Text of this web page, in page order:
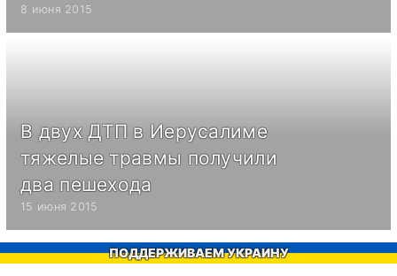
8 июня 2015
В двух ДТП в Иерусалиме
тяжелые травмы получили
два пешехода
15 июня 2015
ПОДДЕРЖИВАЕМ УКРАИНУ